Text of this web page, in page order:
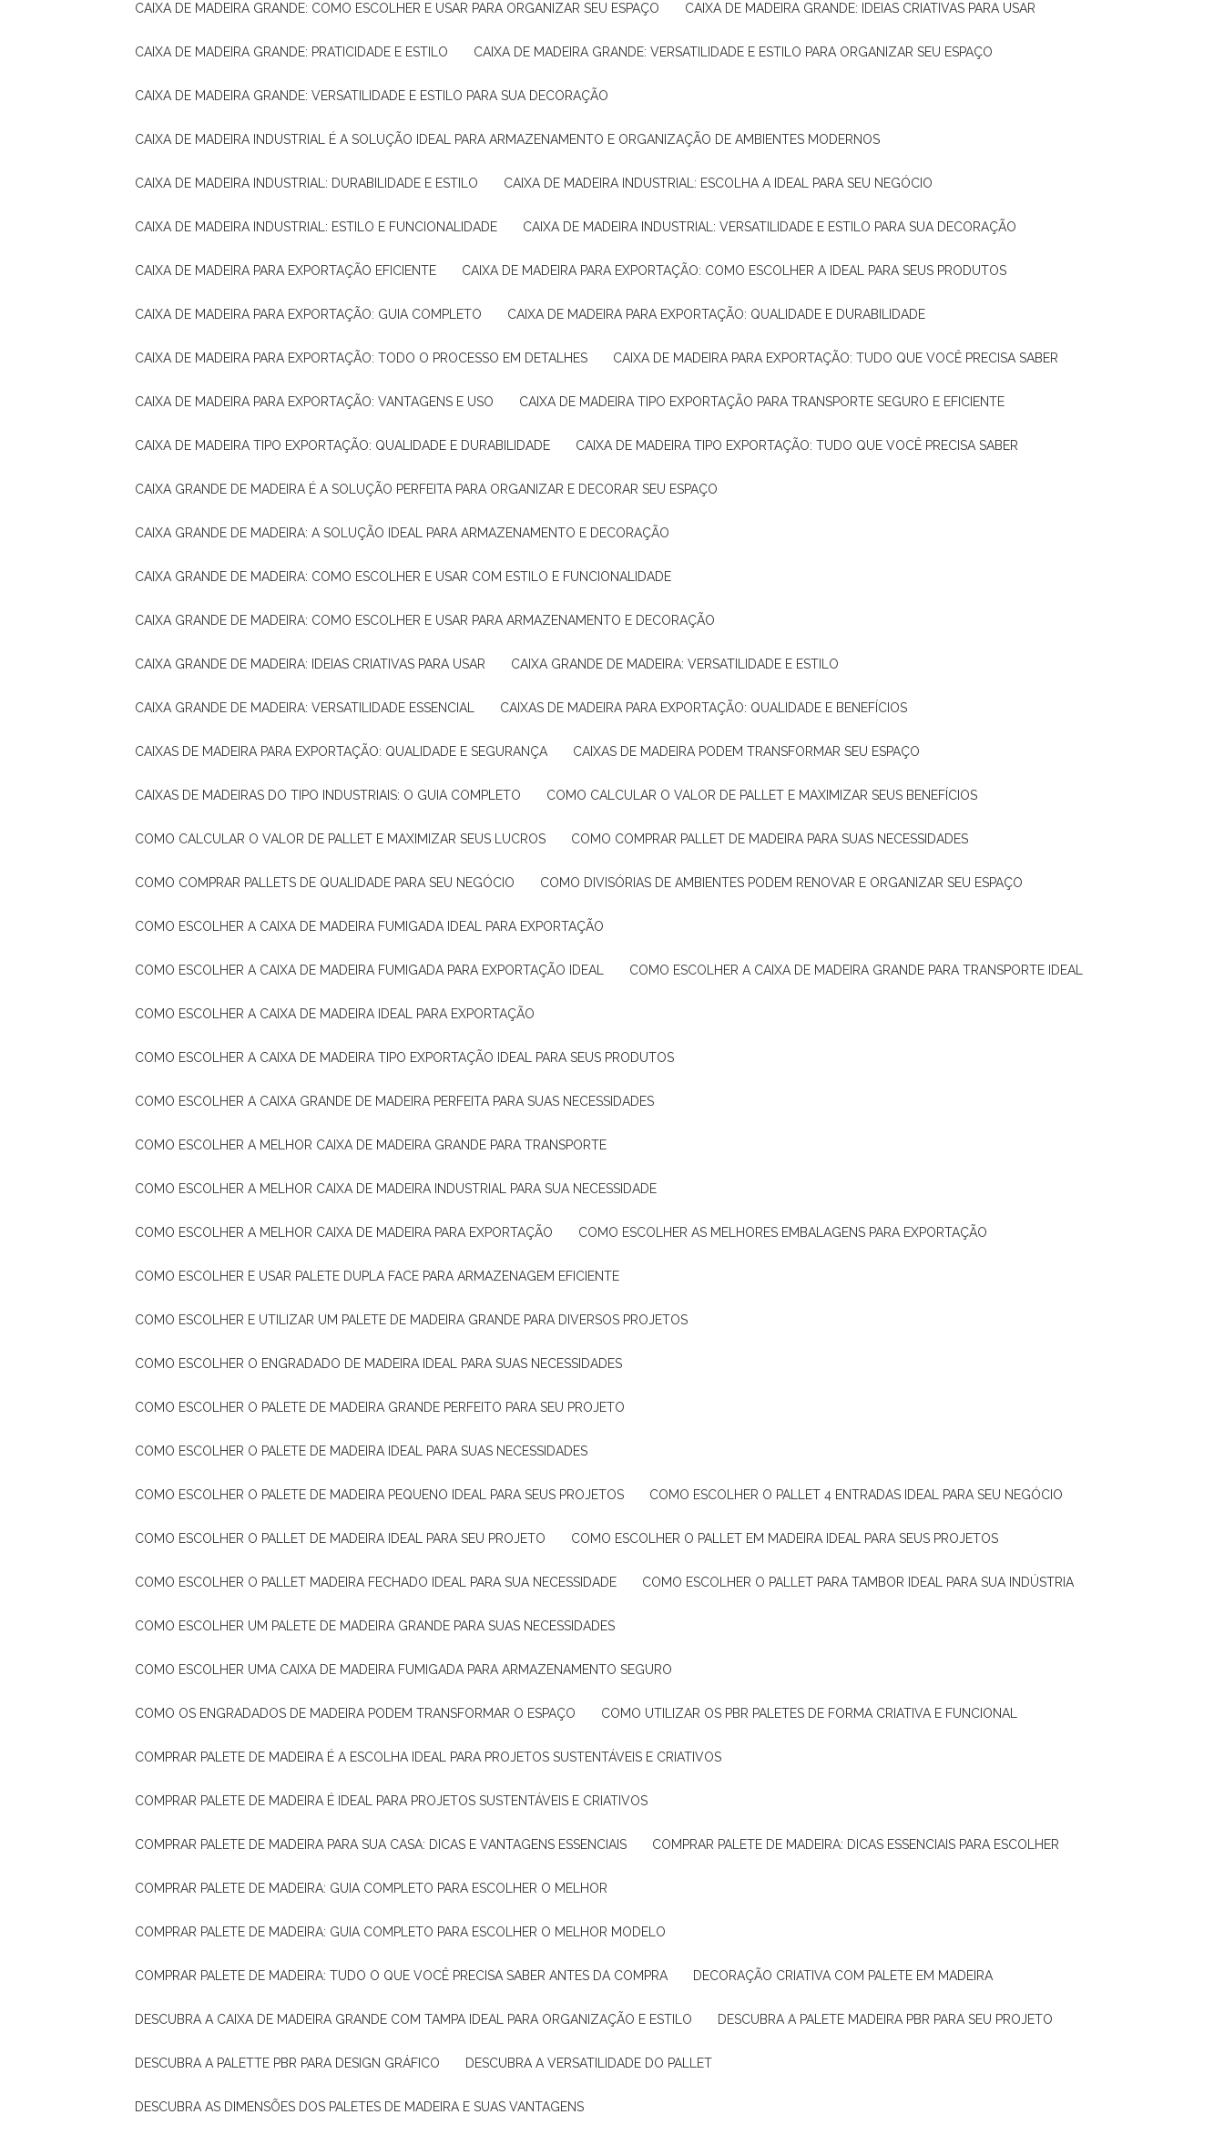
CAIXA DE MADEIRA GRANDE: COMO ESCOLHER E USAR PARA ORGANIZAR SEU ESPAÇO CAIXA DE MADEIRA GRANDE: IDEIAS CRIATIVAS PARA USAR
CAIXA DE MADEIRA GRANDE: PRATICIDADE E ESTILO CAIXA DE MADEIRA GRANDE: VERSATILIDADE E ESTILO PARA ORGANIZAR SEU ESPAÇO
CAIXA DE MADEIRA GRANDE: VERSATILIDADE E ESTILO PARA SUA DECORAÇÃO
CAIXA DE MADEIRA INDUSTRIAL É A SOLUÇÃO IDEAL PARA ARMAZENAMENTO E ORGANIZAÇÃO DE AMBIENTES MODERNOS
CAIXA DE MADEIRA INDUSTRIAL: DURABILIDADE E ESTILO CAIXA DE MADEIRA INDUSTRIAL: ESCOLHA A IDEAL PARA SEU NEGÓCIO
CAIXA DE MADEIRA INDUSTRIAL: ESTILO E FUNCIONALIDADE CAIXA DE MADEIRA INDUSTRIAL: VERSATILIDADE E ESTILO PARA SUA DECORAÇÃO
CAIXA DE MADEIRA PARA EXPORTAÇÃO EFICIENTE CAIXA DE MADEIRA PARA EXPORTAÇÃO: COMO ESCOLHER A IDEAL PARA SEUS PRODUTOS
CAIXA DE MADEIRA PARA EXPORTAÇÃO: GUIA COMPLETO CAIXA DE MADEIRA PARA EXPORTAÇÃO: QUALIDADE E DURABILIDADE
CAIXA DE MADEIRA PARA EXPORTAÇÃO: TODO O PROCESSO EM DETALHES CAIXA DE MADEIRA PARA EXPORTAÇÃO: TUDO QUE VOCÊ PRECISA SABER
CAIXA DE MADEIRA PARA EXPORTAÇÃO: VANTAGENS E USO CAIXA DE MADEIRA TIPO EXPORTAÇÃO PARA TRANSPORTE SEGURO E EFICIENTE
CAIXA DE MADEIRA TIPO EXPORTAÇÃO: QUALIDADE E DURABILIDADE CAIXA DE MADEIRA TIPO EXPORTAÇÃO: TUDO QUE VOCÊ PRECISA SABER
CAIXA GRANDE DE MADEIRA É A SOLUÇÃO PERFEITA PARA ORGANIZAR E DECORAR SEU ESPAÇO
CAIXA GRANDE DE MADEIRA: A SOLUÇÃO IDEAL PARA ARMAZENAMENTO E DECORAÇÃO
CAIXA GRANDE DE MADEIRA: COMO ESCOLHER E USAR COM ESTILO E FUNCIONALIDADE
CAIXA GRANDE DE MADEIRA: COMO ESCOLHER E USAR PARA ARMAZENAMENTO E DECORAÇÃO
CAIXA GRANDE DE MADEIRA: IDEIAS CRIATIVAS PARA USAR CAIXA GRANDE DE MADEIRA: VERSATILIDADE E ESTILO
CAIXA GRANDE DE MADEIRA: VERSATILIDADE ESSENCIAL CAIXAS DE MADEIRA PARA EXPORTAÇÃO: QUALIDADE E BENEFÍCIOS
CAIXAS DE MADEIRA PARA EXPORTAÇÃO: QUALIDADE E SEGURANÇA CAIXAS DE MADEIRA PODEM TRANSFORMAR SEU ESPAÇO
CAIXAS DE MADEIRAS DO TIPO INDUSTRIAIS: O GUIA COMPLETO COMO CALCULAR O VALOR DE PALLET E MAXIMIZAR SEUS BENEFÍCIOS
COMO CALCULAR O VALOR DE PALLET E MAXIMIZAR SEUS LUCROS COMO COMPRAR PALLET DE MADEIRA PARA SUAS NECESSIDADES
COMO COMPRAR PALLETS DE QUALIDADE PARA SEU NEGÓCIO COMO DIVISÓRIAS DE AMBIENTES PODEM RENOVAR E ORGANIZAR SEU ESPAÇO
COMO ESCOLHER A CAIXA DE MADEIRA FUMIGADA IDEAL PARA EXPORTAÇÃO
COMO ESCOLHER A CAIXA DE MADEIRA FUMIGADA PARA EXPORTAÇÃO IDEAL COMO ESCOLHER A CAIXA DE MADEIRA GRANDE PARA TRANSPORTE IDEAL
COMO ESCOLHER A CAIXA DE MADEIRA IDEAL PARA EXPORTAÇÃO
COMO ESCOLHER A CAIXA DE MADEIRA TIPO EXPORTAÇÃO IDEAL PARA SEUS PRODUTOS
COMO ESCOLHER A CAIXA GRANDE DE MADEIRA PERFEITA PARA SUAS NECESSIDADES
COMO ESCOLHER A MELHOR CAIXA DE MADEIRA GRANDE PARA TRANSPORTE
COMO ESCOLHER A MELHOR CAIXA DE MADEIRA INDUSTRIAL PARA SUA NECESSIDADE
COMO ESCOLHER A MELHOR CAIXA DE MADEIRA PARA EXPORTAÇÃO COMO ESCOLHER AS MELHORES EMBALAGENS PARA EXPORTAÇÃO
COMO ESCOLHER E USAR PALETE DUPLA FACE PARA ARMAZENAGEM EFICIENTE
COMO ESCOLHER E UTILIZAR UM PALETE DE MADEIRA GRANDE PARA DIVERSOS PROJETOS
COMO ESCOLHER O ENGRADADO DE MADEIRA IDEAL PARA SUAS NECESSIDADES
COMO ESCOLHER O PALETE DE MADEIRA GRANDE PERFEITO PARA SEU PROJETO
COMO ESCOLHER O PALETE DE MADEIRA IDEAL PARA SUAS NECESSIDADES
COMO ESCOLHER O PALETE DE MADEIRA PEQUENO IDEAL PARA SEUS PROJETOS COMO ESCOLHER O PALLET 4 ENTRADAS IDEAL PARA SEU NEGÓCIO
COMO ESCOLHER O PALLET DE MADEIRA IDEAL PARA SEU PROJETO COMO ESCOLHER O PALLET EM MADEIRA IDEAL PARA SEUS PROJETOS
COMO ESCOLHER O PALLET MADEIRA FECHADO IDEAL PARA SUA NECESSIDADE COMO ESCOLHER O PALLET PARA TAMBOR IDEAL PARA SUA INDÚSTRIA
COMO ESCOLHER UM PALETE DE MADEIRA GRANDE PARA SUAS NECESSIDADES
COMO ESCOLHER UMA CAIXA DE MADEIRA FUMIGADA PARA ARMAZENAMENTO SEGURO
COMO OS ENGRADADOS DE MADEIRA PODEM TRANSFORMAR O ESPAÇO COMO UTILIZAR OS PBR PALETES DE FORMA CRIATIVA E FUNCIONAL
COMPRAR PALETE DE MADEIRA É A ESCOLHA IDEAL PARA PROJETOS SUSTENTÁVEIS E CRIATIVOS
COMPRAR PALETE DE MADEIRA É IDEAL PARA PROJETOS SUSTENTÁVEIS E CRIATIVOS
COMPRAR PALETE DE MADEIRA PARA SUA CASA: DICAS E VANTAGENS ESSENCIAIS COMPRAR PALETE DE MADEIRA: DICAS ESSENCIAIS PARA ESCOLHER
COMPRAR PALETE DE MADEIRA: GUIA COMPLETO PARA ESCOLHER O MELHOR
COMPRAR PALETE DE MADEIRA: GUIA COMPLETO PARA ESCOLHER O MELHOR MODELO
COMPRAR PALETE DE MADEIRA: TUDO O QUE VOCÊ PRECISA SABER ANTES DA COMPRA DECORAÇÃO CRIATIVA COM PALETE EM MADEIRA
DESCUBRA A CAIXA DE MADEIRA GRANDE COM TAMPA IDEAL PARA ORGANIZAÇÃO E ESTILO DESCUBRA A PALETE MADEIRA PBR PARA SEU PROJETO
DESCUBRA A PALETTE PBR PARA DESIGN GRÁFICO DESCUBRA A VERSATILIDADE DO PALLET
DESCUBRA AS DIMENSÕES DOS PALETES DE MADEIRA E SUAS VANTAGENS